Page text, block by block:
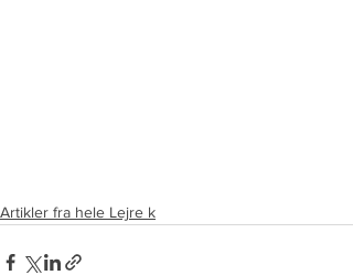
Artikler fra hele Lejre k